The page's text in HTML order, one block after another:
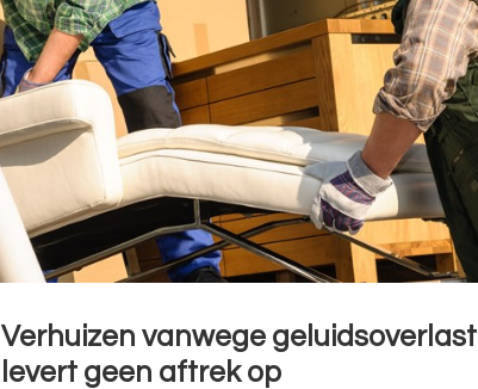
Verhuizen vanwege geluidsoverlast
levert geen aftrek op